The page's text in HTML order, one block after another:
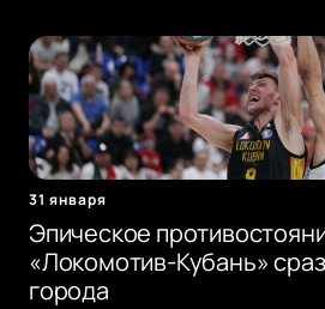
31 января
Эпическое
«Локомотив-Кубань»
города